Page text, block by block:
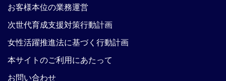
お客様本位の業務運営
次世代育成支援対策行動計画
女性活躍推進法に基づく行動計画
本サイトのご利用にあたって
お問い合わせ